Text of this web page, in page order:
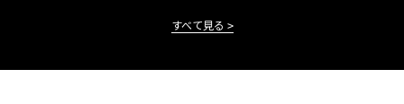
すべて見る